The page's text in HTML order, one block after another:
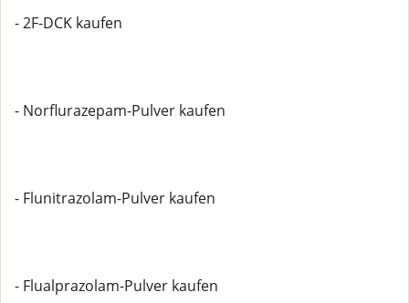
- 2F-DCK kaufen
- Norflurazepam-Pulver kaufen
- Flunitrazolam-Pulver kaufen
- Flualprazolam-Pulver kaufen